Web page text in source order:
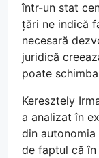
într-un stat
țări ne indică
necesară
juridică
poate
Keresztely
a analizat în
din
de faptul că